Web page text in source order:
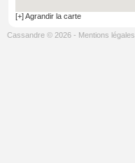
[+] Agrandir la carte
Cassandre © 2026 - Mentions légales